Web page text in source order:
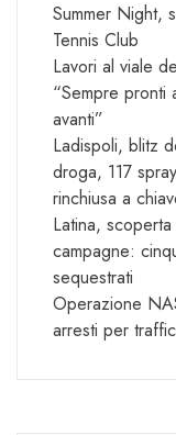
Summer Night,
Tennis Club
Lavori al viale
“Sempre pronti
avanti”
Ladispoli, blitz
droga, 117
rinchiusa a
Latina,
campagne:
sequestrati
Operazione
arresti per